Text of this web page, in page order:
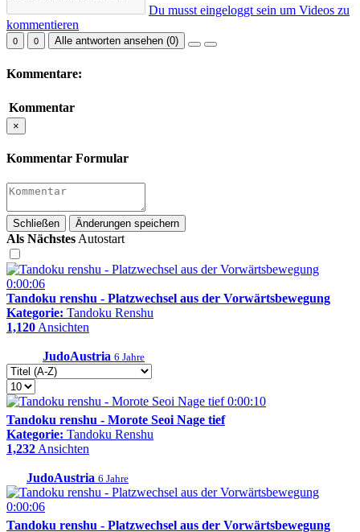
Du musst eingeloggt sein um Videos zu
kommentieren
0 0 Alle antworten ansehen (0)
Kommentare:
Kommentar
×
Kommentar Formular
Schließen Änderungen speichern
Als NächstesAutostart
0:00:06
Tandoku renshu - Platzwechsel aus der Vorwärtsbewegung
Kategorie: Tandoku Renshu
1,120Ansichten
JudoAustria 6 Jahre
0:00:10
Tandoku renshu - Morote Seoi Nage tief
Kategorie: Tandoku Renshu
1,232Ansichten
JudoAustria 6 Jahre
0:00:06
Tandoku renshu - Platzwechsel aus der Vorwärtsbewegung